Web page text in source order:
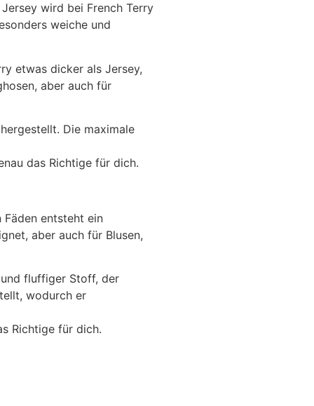
wird bei French Terry
weiche und
etwas dicker als Jersey,
aber auch für
Die maximale
das Richtige für dich.
entsteht ein
aber auch für Blusen,
und fluffiger Stoff, der
wodurch er
Richtige für dich.